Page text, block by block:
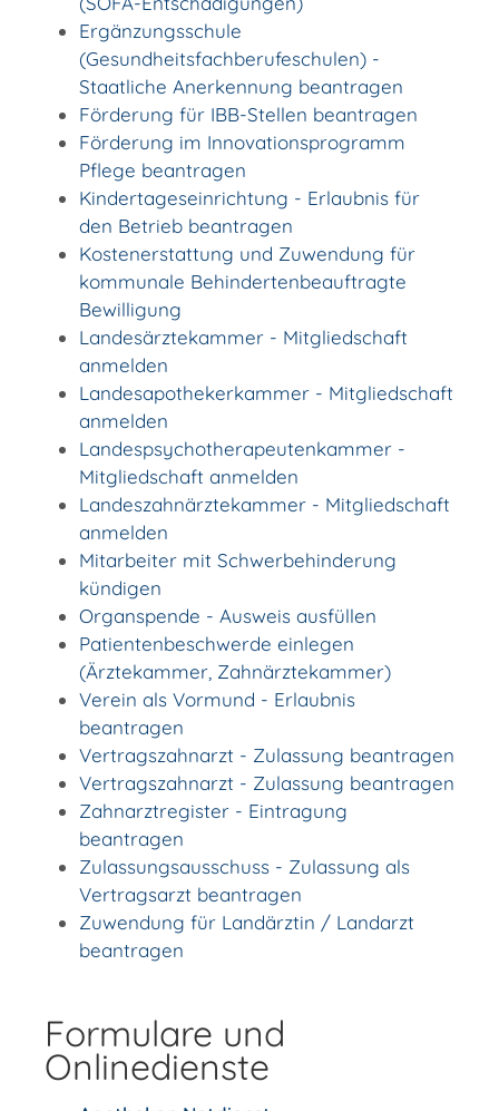
Ergänzungsschule
(Gesundheitsfachberufeschulen) -
Staatliche Anerkennung beantragen
Förderung für IBB-Stellen beantragen
Förderung im Innovationsprogramm
Pflege beantragen
Kindertageseinrichtung - Erlaubnis für
den Betrieb beantragen
Kostenerstattung und Zuwendung für
kommunale Behindertenbeauftragte
Bewilligung
Landesärztekammer - Mitgliedschaft
anmelden
Landesapothekerkammer - Mitgliedschaft
anmelden
Landespsychotherapeutenkammer -
Mitgliedschaft anmelden
Landeszahnärztekammer - Mitgliedschaft
anmelden
Mitarbeiter mit Schwerbehinderung
kündigen
Organspende - Ausweis ausfüllen
Patientenbeschwerde einlegen
(Ärztekammer, Zahnärztekammer)
Verein als Vormund - Erlaubnis
beantragen
Vertragszahnarzt - Zulassung beantragen
Vertragszahnarzt - Zulassung beantragen
Zahnarztregister - Eintragung
beantragen
Zulassungsausschuss - Zulassung als
Vertragsarzt beantragen
Zuwendung für Landärztin / Landarzt
beantragen
Formulare und
Onlinedienste